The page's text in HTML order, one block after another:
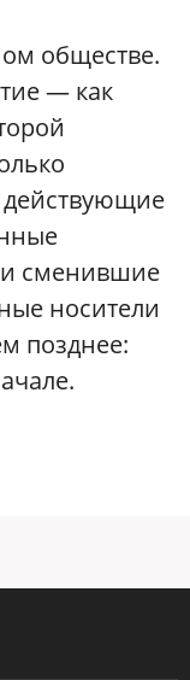
обществе.
— как
сменившие
носители
позднее: